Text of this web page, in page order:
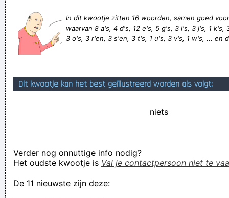
You and your entire flat earth ass-crack sniffing circus are
proof that no matter how humanity advances, there will
MC Turbo B Snap!t er weer niks van
slapengaan) Mijn Darmgezondheit
In dit kwootje zitten 16 woorden, samen goed
waarvan 8 a's, 4 d's, 12 e's, 5 g's, 3 i's, 3 j's, 1 k's,
3 o's, 3 r'en, 3 s'en, 3 t's, 1 u's, 3 v's, 1 w's, ... en
Dit kwootje kan het best geïllustreerd worden als volgt:
niets
Verder nog onnuttige info nodig?
Het oudste kwootje is Val je contactpersoon niet te
De 11 nieuwste zijn deze: